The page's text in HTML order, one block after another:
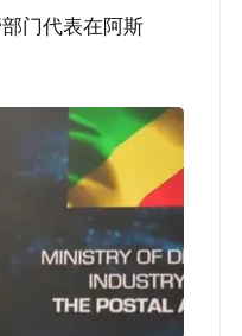
门代表在阿斯